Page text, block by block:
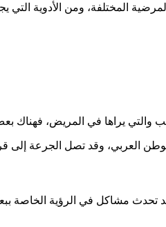
المختلفة، ومن الأدوية